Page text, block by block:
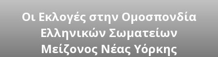
Οι Εκλογές στην Ομοσπονδία
Ελληνικών Σωματείων
Μείζονος Νέας Υόρκης